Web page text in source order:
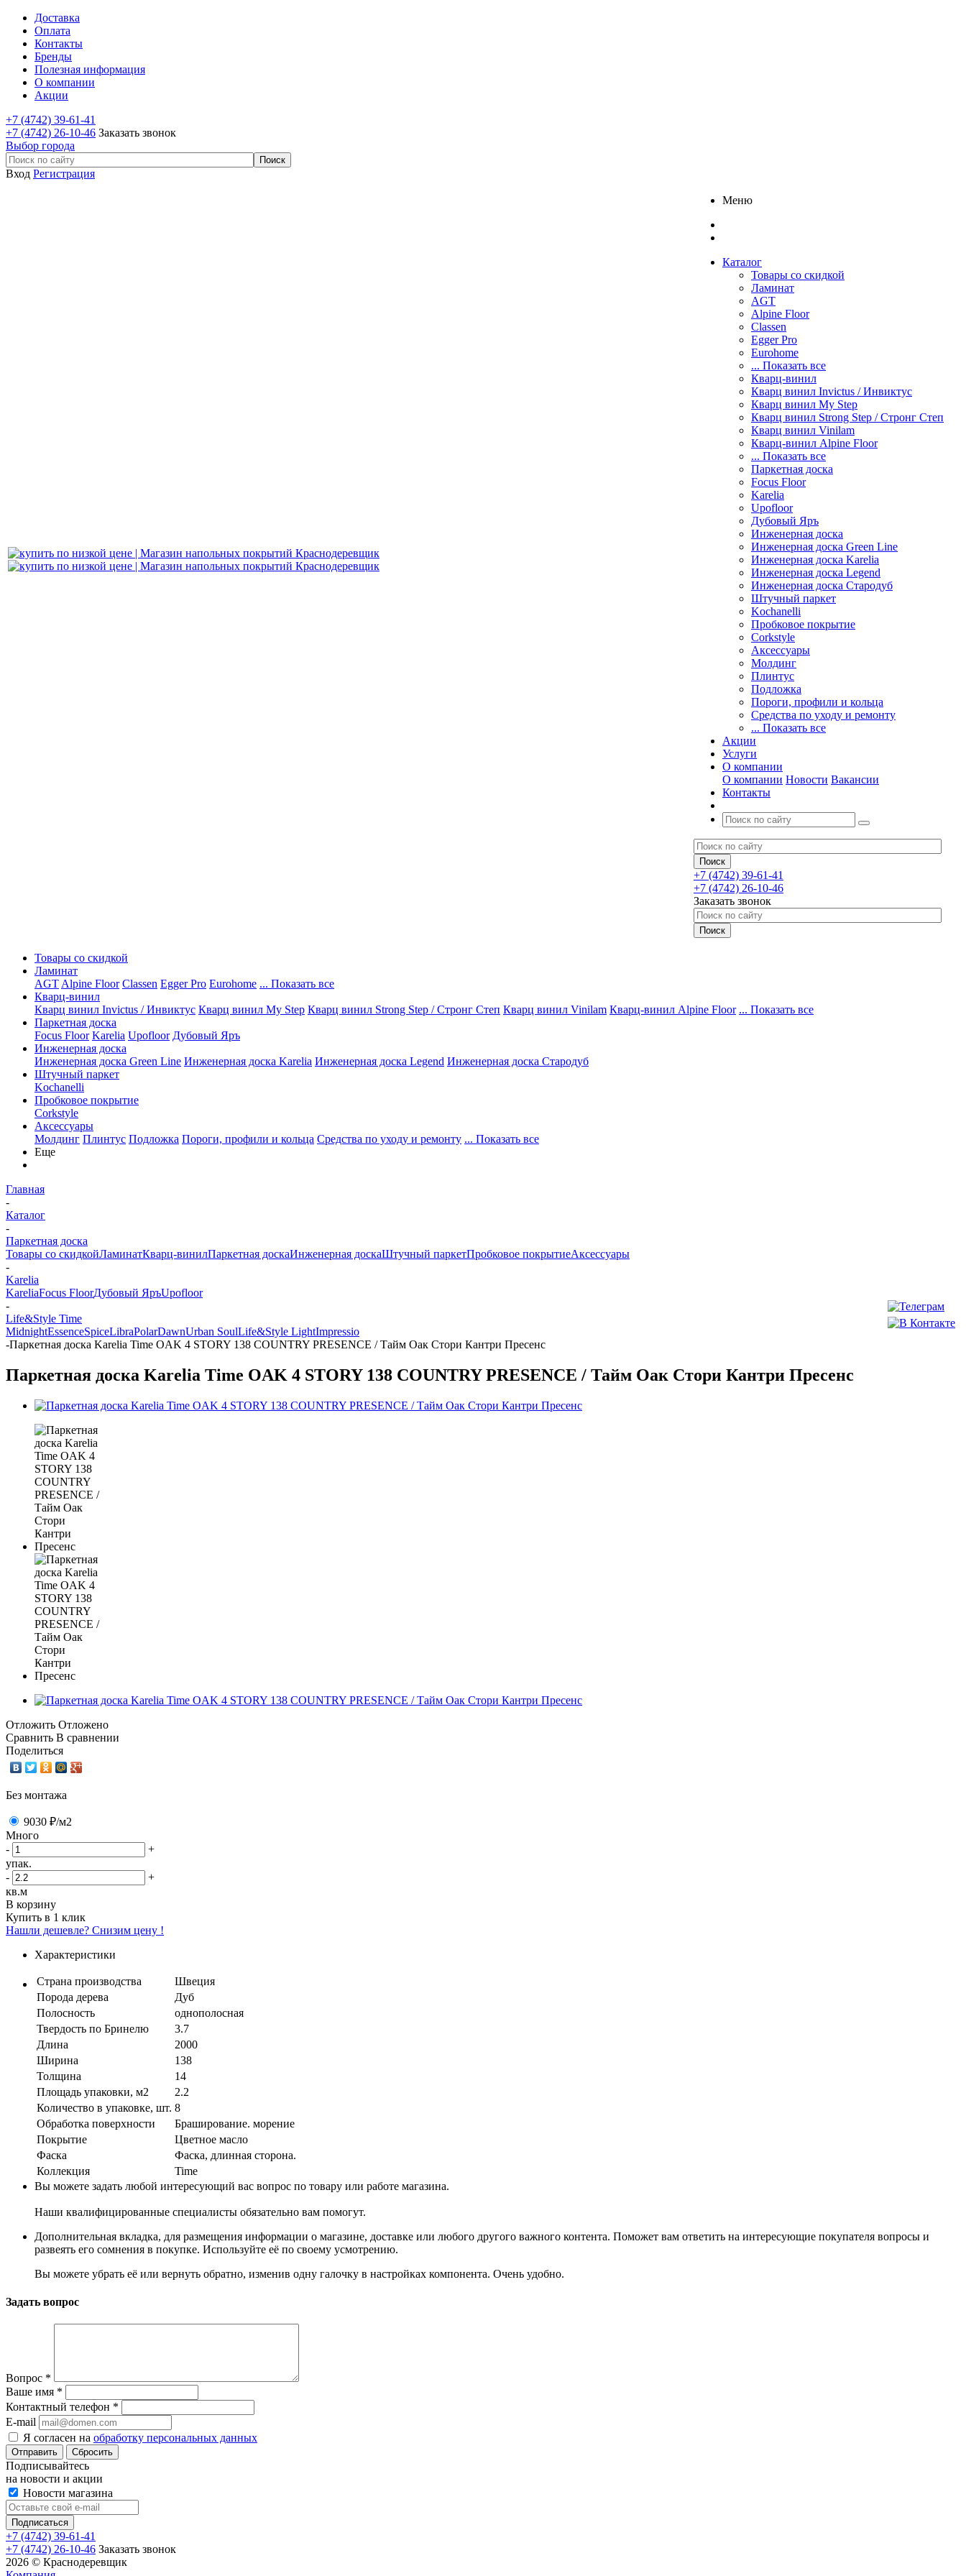
Доставка
Оплата
Контакты
Бренды
Полезная информация
О компании
Акции
+7 (4742) 39-61-41
+7 (4742) 26-10-46 Заказать звонок
Выбор города
Вход Регистрация
Меню
Каталог
Товары со скидкой
Ламинат
AGT
Alpine Floor
Classen
Egger Pro
Eurohome
... Показать все
Кварц-винил
Кварц винил Invictus / Инвиктус
Кварц винил My Step
Кварц винил Strong Step / Стронг Степ
Кварц винил Vinilam
Кварц-винил Alpine Floor
... Показать все
Паркетная доска
Focus Floor
Karelia
Upofloor
Дубовый Яръ
Инженерная доска
Инженерная доска Green Line
Инженерная доска Karelia
Инженерная доска Legend
Инженерная доска Стародуб
Штучный паркет
Kochanelli
Пробковое покрытие
Corkstyle
Аксессуары
Молдинг
Плинтус
Подложка
Пороги, профили и кольца
Средства по уходу и ремонту
... Показать все
Акции
Услуги
О компании
О компании Новости Вакансии
Контакты
+7 (4742) 39-61-41
+7 (4742) 26-10-46
Заказать звонок
Товары со скидкой
Ламинат
AGT Alpine Floor Classen Egger Pro Eurohome ... Показать все
Кварц-винил
Кварц винил Invictus / Инвиктус Кварц винил My Step Кварц винил Strong Step / Стронг Степ Кварц винил Vinilam Кварц-винил Alpine Floor ... Показать все
Паркетная доска
Focus Floor Karelia Upofloor Дубовый Яръ
Инженерная доска
Инженерная доска Green Line Инженерная доска Karelia Инженерная доска Legend Инженерная доска Стародуб
Штучный паркет
Kochanelli
Пробковое покрытие
Corkstyle
Аксессуары
Молдинг Плинтус Подложка Пороги, профили и кольца Средства по уходу и ремонту ... Показать все
Еще
Главная
-
Каталог
-
Паркетная доска
Товары со скидкойЛаминатКварц-винилПаркетная доскаИнженерная доскаШтучный паркетПробковое покрытиеАксессуары
-
Karelia
KareliaFocus FloorДубовый ЯръUpofloor
-
Life&Style Time
MidnightEssenceSpiceLibraPolarDawnUrban SoulLife&Style LightImpressio
-Паркетная доска Karelia Time OAK 4 STORY 138 COUNTRY PRESENCE / Тайм Оак Стори Кантри Пресенс
Паркетная доска Karelia Time OAK 4 STORY 138 COUNTRY PRESENCE / Тайм Оак Стори Кантри Пресенс
Отложить Отложено
Сравнить В сравнении
Поделиться
Без монтажа
9030 ₽/м2
Много
-
+
упак.
-
+
кв.м
В корзину
Купить в 1 клик
Нашли дешевле? Снизим цену !
Характеристики
Страна производства
Швеция
Порода дерева
Дуб
Полосность
однополосная
Твердость по Бринелю
3.7
Длина
2000
Ширина
138
Толщина
14
Площадь упаковки, м2
2.2
Количество в упаковке, шт. 8
Обработка поверхности
Браширование. морение
Покрытие
Цветное масло
Фаска
Фаска, длинная сторона.
Коллекция
Time
Вы можете задать любой интересующий вас вопрос по товару или работе магазина.
Наши квалифицированные специалисты обязательно вам помогут.
Дополнительная вкладка, для размещения информации о магазине, доставке или любого другого важного контента. Поможет вам ответить на интересующие покупателя вопросы и
развеять его сомнения в покупке. Используйте её по своему усмотрению.
Вы можете убрать её или вернуть обратно, изменив одну галочку в настройках компонента. Очень удобно.
Задать вопрос
Вопрос *
Ваше имя *
Контактный телефон *
E-mail
Я согласен на обработку персональных данных
Сбросить
Подписывайтесь
на новости и акции
Новости магазина
+7 (4742) 39-61-41
+7 (4742) 26-10-46 Заказать звонок
2026 © Краснодеревщик